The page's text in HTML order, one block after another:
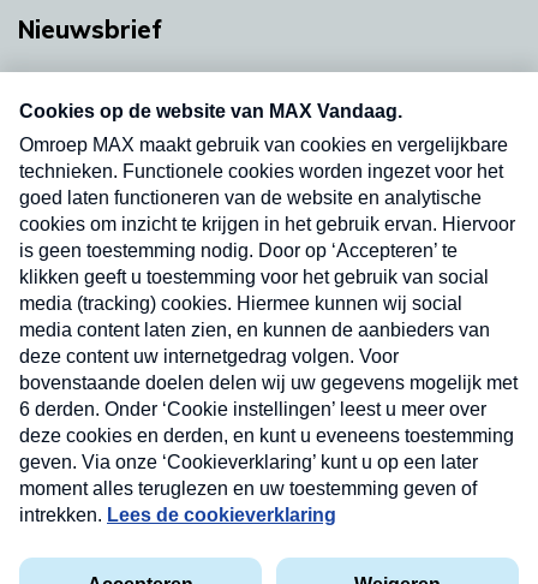
Nieuwsbrief
nieuwsbrief. Elke vrijdag- en dinsdagochtend in
uw mailbox.
Verzend
Privacyverklaring
Cookieverklaring
Nieuwsbrief
Neem hier een gratis abonnement op onze
nieuwsbrief. Elke vrijdag- en dinsdagochtend in uw